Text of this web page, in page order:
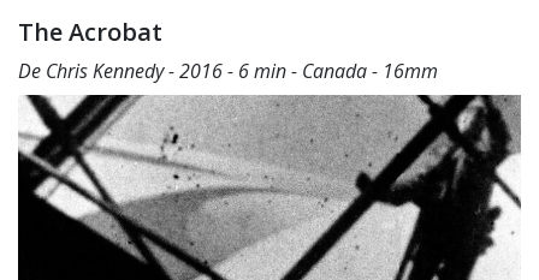
The Acrobat
De Chris Kennedy - 2016 - 6 min - Canada - 16mm